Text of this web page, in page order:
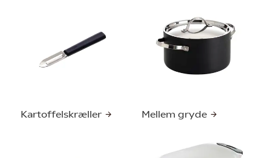
Kartoffelskræller Mellem gryde